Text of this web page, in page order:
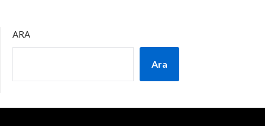
ARA
Ara